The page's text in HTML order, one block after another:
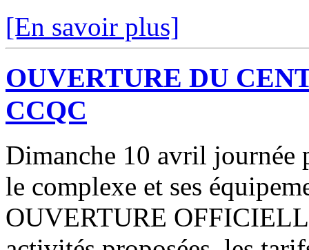
[En savoir plus]
OUVERTURE DU
CCQC
Dimanche 10 avril journée
le complexe et ses
OUVERTURE